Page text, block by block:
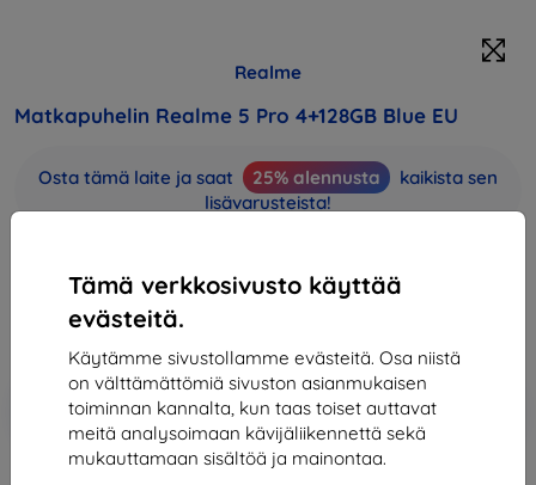
Tämä verkkosivusto käyttää
evästeitä.
Käytämme sivustollamme evästeitä. Osa niistä
on välttämättömiä sivuston asianmukaisen
toiminnan kannalta, kun taas toiset auttavat
meitä analysoimaan kävijäliikennettä sekä
mukauttamaan sisältöä ja mainontaa.
Realme
Matkapuhelin Realme 5 Pro 4+128GB Blue EU
Osta tämä laite ja saat 25% alennusta
kaikista sen
lisävarusteista!
253,72 €
-10%
Alennus kupongilla
EXTRA10
Lisää
ostoskoriin